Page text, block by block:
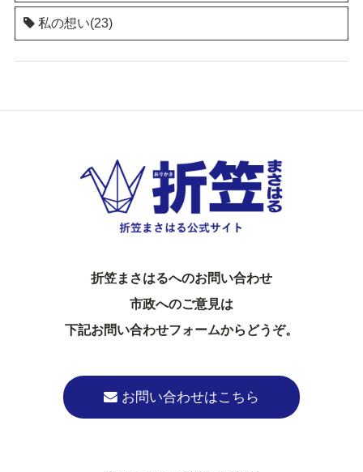
私の想い(23)
折笠まさはるへのお問い合わせ
市政へのご意見は
下記お問い合わせフォームからどうぞ。
お問い合わせはこちら